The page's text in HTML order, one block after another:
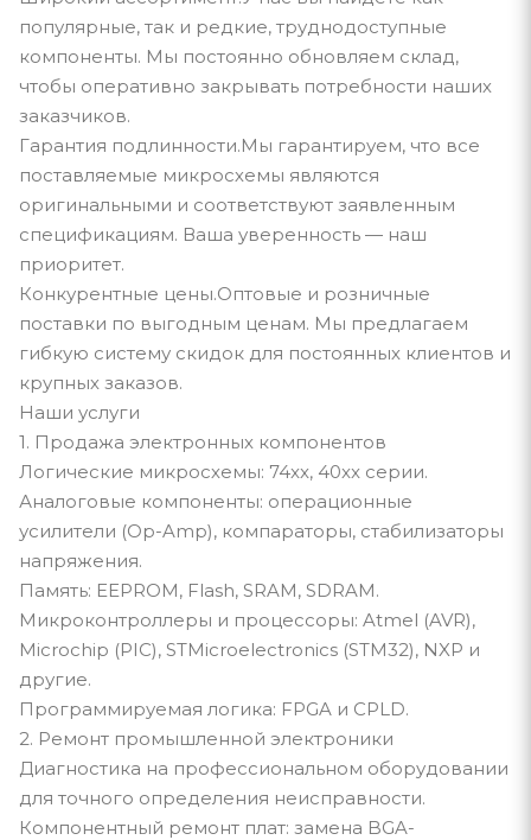
популярные, так и редкие, труднодоступные
компоненты. Мы постоянно обновляем склад,
чтобы оперативно закрывать потребности наших
заказчиков.
Гарантия подлинности.Мы гарантируем, что все
поставляемые микросхемы являются
оригинальными и соответствуют заявленным
спецификациям. Ваша уверенность — наш
приоритет.
Конкурентные цены.Оптовые и розничные
поставки по выгодным ценам. Мы предлагаем
гибкую систему скидок для постоянных клиентов и
крупных заказов.
Наши услуги
1. Продажа электронных компонентов
Логические микросхемы: 74xx, 40xx серии.
Аналоговые компоненты: операционные
усилители (Op-Amp), компараторы, стабилизаторы
напряжения.
Память: EEPROM, Flash, SRAM, SDRAM.
Микроконтроллеры и процессоры: Atmel (AVR),
Microchip (PIC), STMicroelectronics (STM32), NXP и
другие.
Программируемая логика: FPGA и CPLD.
2. Ремонт промышленной электроники
Диагностика на профессиональном оборудовании
для точного определения неисправности.
Компонентный ремонт плат: замена BGA-